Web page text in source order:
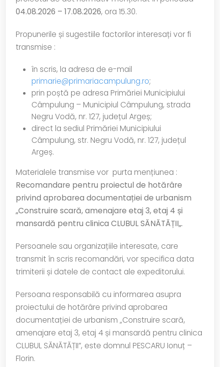
04.08.2026 – 17.08.2026, ora 15.30.
Propunerile și sugestiile factorilor interesați vor fi
transmise :
în scris, la adresa de e-mail
primarie@primariacampulung.ro;
prin poștă pe adresa Primăriei Municipiului
Câmpulung – Municipiul Câmpulung, strada
Negru Vodă, nr. 127, județul Argeș;
direct la sediul Primăriei Municipiului
Câmpulung, str. Negru Vodă, nr. 127, județul
Argeș.
Materialele transmise vor purta mențiunea :
Recomandare pentru proiectul de hotărâre
privind aprobarea documentației de urbanism
„Construire scară, amenajare etaj 3, etaj 4 și
mansardă pentru clinica CLUBUL SĂNĂTĂȚII„.
Persoanele sau organizațiile interesate, care
transmit în scris recomandări, vor specifica data
trimiterii și datele de contact ale expeditorului.
Persoana responsabilă cu informarea asupra
proiectului de hotărâre privind aprobarea
documentației de urbanism „Construire scară,
amenajare etaj 3, etaj 4 și mansardă pentru clinica
CLUBUL SĂNĂTĂȚII”, este domnul PESCARU Ionuț –
Florin.